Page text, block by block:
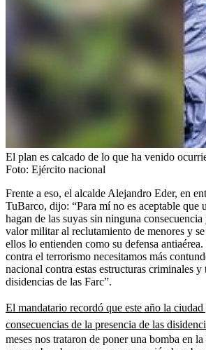
El plan es calcado de lo que ha venido
Foto: Ejército nacional
Frente a eso, el alcalde Alejandro Eder, en
TuBarco, dijo: “Para mí no es aceptable que
hagan de las suyas sin ninguna
valor militar al reclutamiento de menores y
ellos lo entienden como su defensa
contra el terrorismo necesitamos más
nacional contra estas estructuras criminales y
disidencias de las Farc”.
El mandatario recordó que este año la
consecuencias de la presencia de las
meses nos trataron de poner una bomba en